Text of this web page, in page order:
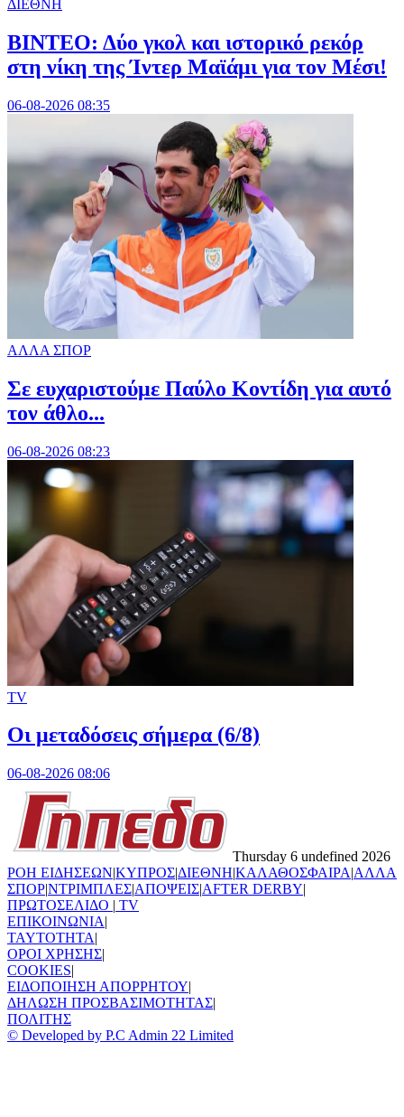
ΔΙΕΘΝΗ
ΒΙΝΤΕΟ: Δύο γκολ και ιστορικό ρεκόρ
στη νίκη της Ίντερ Μαϊάμι για τον Μέσι!
06-08-2026 08:35
ΑΛΛΑ ΣΠΟΡ
Σε ευχαριστούμε Παύλο Κοντίδη για αυτό
τον άθλο...
06-08-2026 08:23
TV
Οι μεταδόσεις σήμερα (6/8)
06-08-2026 08:06
Thursday 6 undefined 2026
ΡΟΗ ΕΙΔΗΣΕΩΝ|ΚΥΠΡΟΣ|ΔΙΕΘΝΗ|ΚΑΛΑΘΟΣΦΑΙΡΑ|ΑΛΛΑ
ΣΠΟΡ|ΝΤΡΙΜΠΛΕΣ|ΑΠΟΨΕΙΣ|AFTER DERBY|
ΠΡΩΤΟΣΕΛΙΔΟ | TV
ΕΠΙΚΟΙΝΩΝΙΑ|
TAYTOTHTA|
ΟΡΟΙ ΧΡΗΣΗΣ|
COOKIES|
ΕΙΔΟΠΟΙΗΣΗ ΑΠΟΡΡΗΤΟΥ|
ΔΗΛΩΣΗ ΠΡΟΣΒΑΣΙΜΟΤΗΤΑΣ|
ΠΟΛΙΤΗΣ
© Developed by P.C Admin 22 Limited